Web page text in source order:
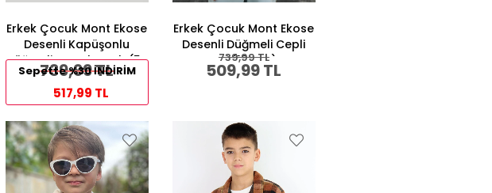
Erkek Çocuk Mont Ekose
Desenli Kapüşonlu
Düğmeli Karışık Renk (5-
8 Yaş)
739,99 TL
Sepette %30 İNDİRİM
517,99 TL
Erkek Çocuk Mont Ekose
Desenli Düğmeli Cepli
Gri (10 Yaş)
509,99 TL
739,99 TL